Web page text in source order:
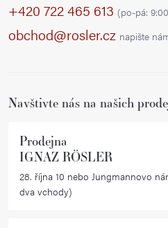
+420 722 465 613 (po-pá:
obchod@rosler.cz napište
Navštivte nás na našich
Prodejna
IGNAZ RÖSLER
28. října 10 nebo Jungmannovo
dva vchody)